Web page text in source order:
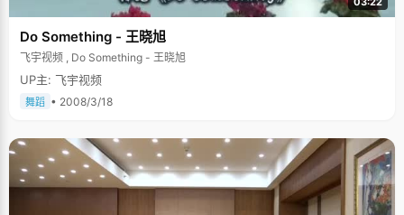
Do Something - 王晓旭
飞宇视频 , Do Something - 王晓旭
UP主: 飞宇视频
舞蹈 • 2008/3/18